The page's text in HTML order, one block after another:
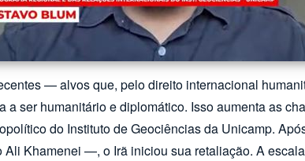
— alvos que, pelo direito internacional
ser humanitário e diplomático. Isso aumenta as
do Instituto de Geociências da Unicamp.
Khamenei —, o Irã iniciou sua retaliação. A